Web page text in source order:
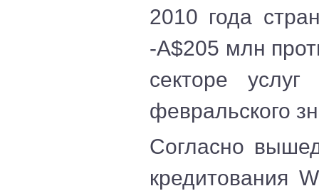
2010 года
-А$205 млн
секторе
февральского
Согласно
кредитования